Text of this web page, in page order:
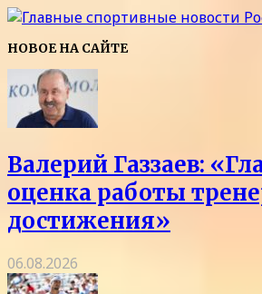
НОВОЕ НА САЙТЕ
Валерий Газзаев:
оценка работы
достижения»
06.08.2026